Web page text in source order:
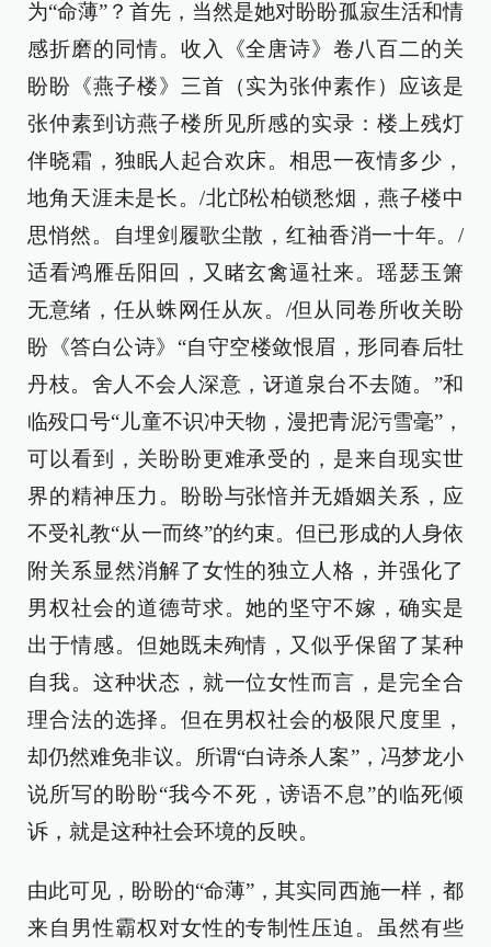
为“命薄”？首先，当然是她对盼盼孤寂生活和情
感折磨的同情。收入《全唐诗》卷八百二的关
盼盼《燕子楼》三首（实为张仲素作）应该是
张仲素到访燕子楼所见所感的实录：楼上残灯
伴晓霜，独眠人起合欢床。相思一夜情多少，
地角天涯未是长。/北邙松柏锁愁烟，燕子楼中
思悄然。自埋剑履歌尘散，红袖香消一十年。/
适看鸿雁岳阳回，又睹玄禽逼社来。瑶瑟玉箫
无意绪，任从蛛网任从灰。/但从同卷所收关盼
盼《答白公诗》“自守空楼敛恨眉，形同春后牡
丹枝。舍人不会人深意，讶道泉台不去随。”和
临殁口号“儿童不识冲天物，漫把青泥污雪毫”，
可以看到，关盼盼更难承受的，是来自现实世
界的精神压力。盼盼与张愔并无婚姻关系，应
不受礼教“从一而终”的约束。但已形成的人身依
附关系显然消解了女性的独立人格，并强化了
男权社会的道德苛求。她的坚守不嫁，确实是
出于情感。但她既未殉情，又似乎保留了某种
自我。这种状态，就一位女性而言，是完全合
理合法的选择。但在男权社会的极限尺度里，
却仍然难免非议。所谓“白诗杀人案”，冯梦龙小
说所写的盼盼“我今不死，谤语不息”的临死倾
诉，就是这种社会环境的反映。
由此可见，盼盼的“命薄”，其实同西施一样，都
来自男性霸权对女性的专制性压迫。虽然有些